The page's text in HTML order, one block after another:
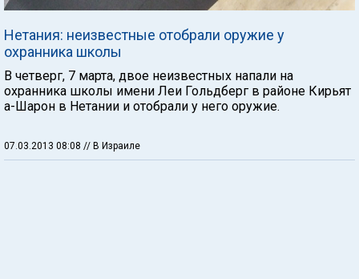
Нетания: неизвестные отобрали оружие у
охранника школы
В четверг, 7 марта, двое неизвестных напали на
охранника школы имени Леи Гольдберг в районе Кирьят
а-Шарон в Нетании и отобрали у него оружие.
07.03.2013 08:08 // В Израиле